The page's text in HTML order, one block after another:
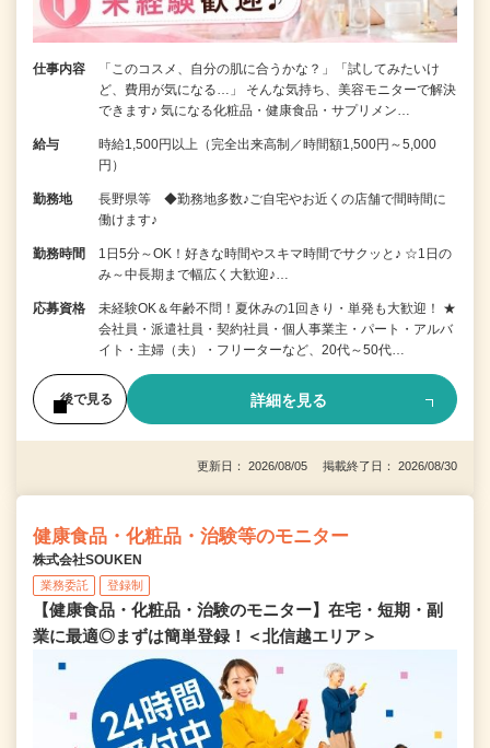
仕事内容
「このコスメ、自分の肌に合うかな？」「試してみたいけ
ど、費用が気になる…」 そんな気持ち、美容モニターで解決
できます♪ 気になる化粧品・健康食品・サプリメン…
給与
時給1,500円以上（完全出来高制／時間額1,500円～5,000
円）
勤務地
長野県等 ◆勤務地多数♪ご自宅やお近くの店舗で間時間に
働けます♪
勤務時間
1日5分～OK！好きな時間やスキマ時間でサクッと♪ ☆1日の
み～中長期まで幅広く大歓迎♪…
応募資格
未経験OK＆年齢不問！夏休みの1回きり・単発も大歓迎！ ★
会社員・派遣社員・契約社員・個人事業主・パート・アルバ
イト・主婦（夫）・フリーターなど、20代～50代…
後で見る 詳細を見る
更新日： 2026/08/05 掲載終了日： 2026/08/30
健康食品・化粧品・治験等のモニター
株式会社SOUKEN
業務委託 登録制
【健康食品・化粧品・治験のモニター】在宅・短期・副
業に最適◎まずは簡単登録！＜北信越エリア＞